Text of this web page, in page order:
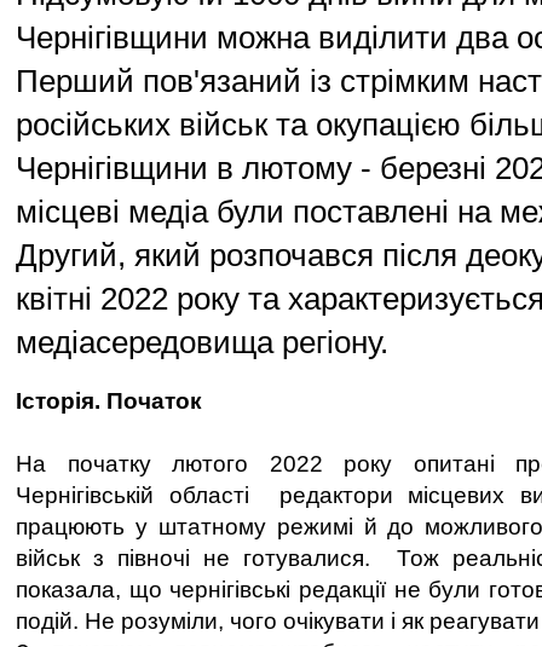
Чернігівщини можна виділити два
Перший пов'язаний із стрімким
російських військ та окупацією
Чернігівщини в лютому - березні
місцеві медіа були поставлені на
Другий, який розпочався після
квітні 2022 року та
медіасередовища регіону.
Історія. Початок
На початку лютого 2022 року опитані
Чернігівській області редактори місцевих
працюють у штатному режимі й до можливого
військ з півночі не готувалися. Тож
показала, що чернігівські редакції не були
подій. Не розуміли, чого очікувати і як